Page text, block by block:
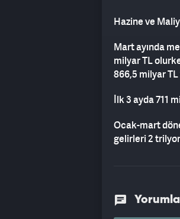
Hazine ve
Mart ayında
milyar TL
866,5 milyar TL
İlk 3 ayda 711
Ocak-mart
gelirleri 2